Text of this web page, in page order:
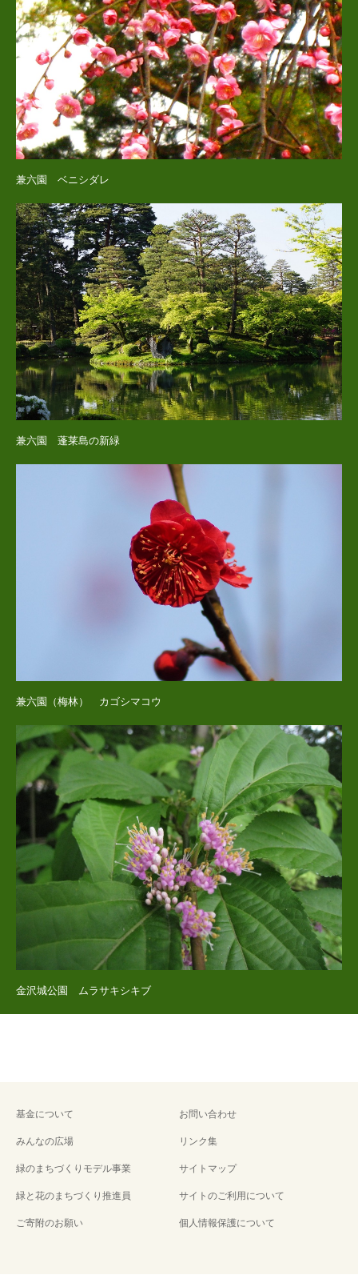
兼六園 ベニシダレ
兼六園 蓬莱島の新緑
兼六園（梅林） カゴシマコウ
金沢城公園 ムラサキシキブ
基金について
みんなの広場
緑のまちづくりモデル事業
緑と花のまちづくり推進員
ご寄附のお願い
お問い合わせ
リンク集
サイトマップ
サイトのご利用について
個人情報保護について